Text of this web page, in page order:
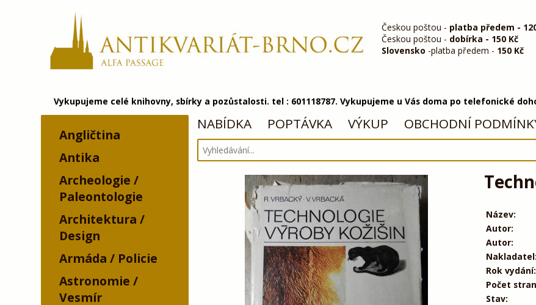
Českou poštou - platba předem -
Českou poštou - dobírka - 150 Kč
Slovensko -platba předem - 150 Kč
Vykupujeme celé knihovny, sbírky a pozůstalosti. tel : 601118787. Vykupujeme u Vás doma po telefonické
Angličtina
Antika
Archeologie /
Paleontologie
Architektura /
Design
Armáda / Policie
Astronomie /
Vesmír
NABÍDKA POPTÁVKA VÝKUP OBCHODNÍ
Název:
Autor:
Autor:
Nakladatel:
Rok vydání:
Počet
Stav: